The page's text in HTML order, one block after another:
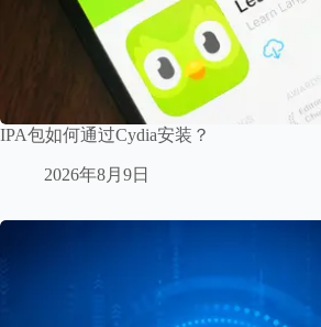
IPA包如何通过Cydia安装？
2026年8月9日